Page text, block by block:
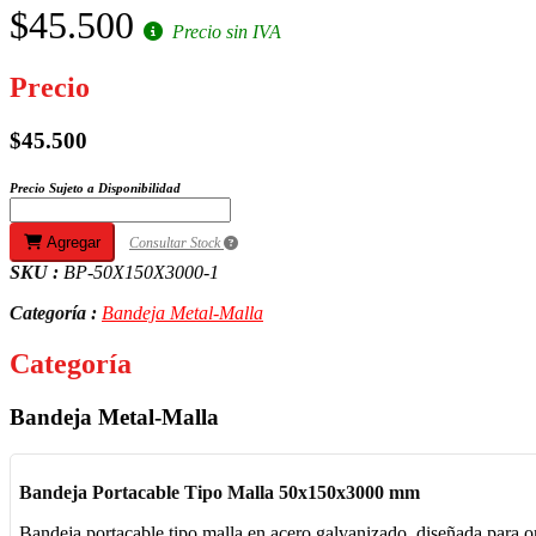
$45.500 Precio sin IVA
Precio
$45.500
Precio Sujeto a Disponibilidad
Agregar Consultar Stock
SKU : BP-50X150X3000-1
Categoría : Bandeja Metal-Malla
Categoría
Bandeja Metal-Malla
Bandeja Portacable Tipo Malla 50x150x3000 mm